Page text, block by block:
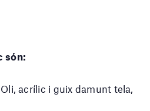
són:
acrílic i guix damunt tela,